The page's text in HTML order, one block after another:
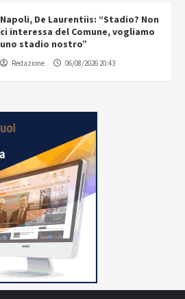
Napoli, De Laurentiis: “Stadio? Non
ci interessa del Comune, vogliamo
uno stadio nostro”
Redazione 06/08/2026 20:43